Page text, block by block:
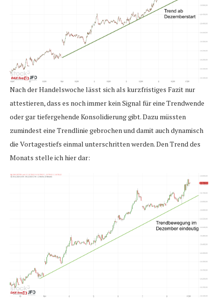
Nach der Handelswoche lässt sich als kurzfristiges Fazit nur
attestieren, dass es noch immer kein Signal für eine Trendwende
oder gar tiefergehende Konsolidierung gibt. Dazu müssten
zumindest eine Trendlinie gebrochen und damit auch dynamisch
die Vortagestiefs einmal unterschritten werden. Den Trend des
Monats stelle ich hier dar: